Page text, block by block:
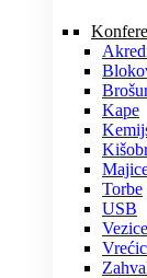
Kape
Torbe
USB
Vezice